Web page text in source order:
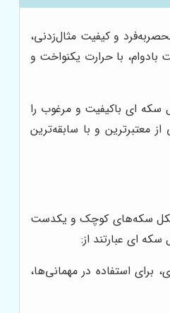
و کیفیت مثال‌زدنی،
با حرارت یکنواخت و
سکه ای باکیفیت و مرغوب را
معتبرترین و با سابقه‌ترین
شکل سکه‌های کوچک و یکدست
ای عبارتند از:
استفاده در مهمانی‌ها،